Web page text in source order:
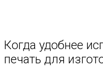
Когда удобнее
печать для